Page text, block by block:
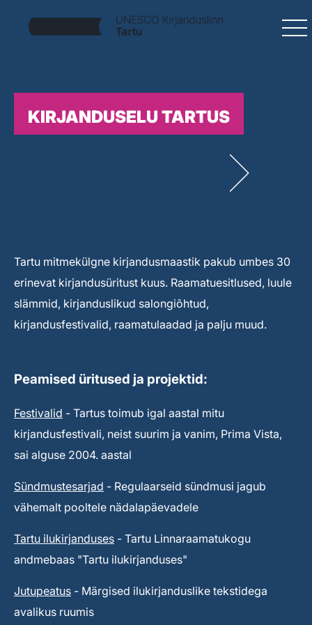
KIRJANDUSELU TARTUS
Tartu mitmekülgne kirjandusmaastik pakub umbes 30
erinevat kirjandusüritust kuus. Raamatuesitlused, luule
slämmid, kirjanduslikud salongiõhtud,
kirjandusfestivalid, raamatulaadad ja palju muud.
Peamised üritused ja projektid:
Festivalid - Tartus toimub igal aastal mitu
kirjandusfestivali, neist suurim ja vanim, Prima Vista,
sai alguse 2004. aastal
Sündmustesarjad - Regulaarseid sündmusi jagub
vähemalt pooltele nädalapäevadele
Tartu ilukirjanduses - Tartu Linnaraamatukogu
andmebaas "Tartu ilukirjanduses"
Jutupeatus - Märgised ilukirjanduslike tekstidega
avalikus ruumis